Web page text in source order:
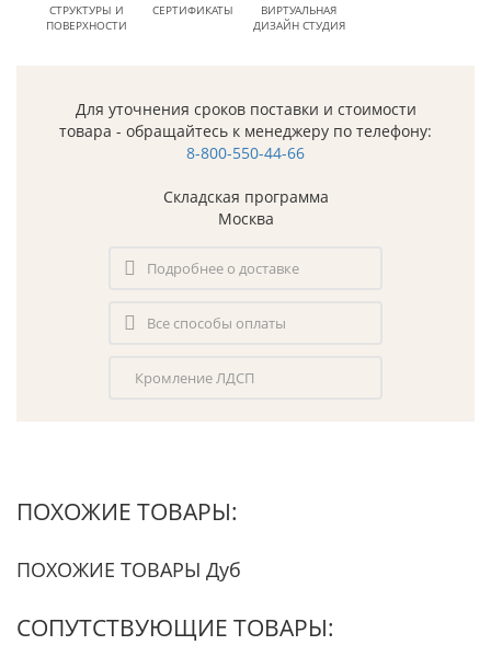
СТРУКТУРЫ И
ПОВЕРХНОСТИ
СЕРТИФИКАТЫ
ВИРТУАЛЬНАЯ
ДИЗАЙН СТУДИЯ
Для уточнения сроков поставки и стоимости
товара - обращайтесь к менеджеру по телефону:
8-800-550-44-66
Складская программа
Москва
Подробнее о доставке
Все способы оплаты
Кромление ЛДСП
ПОХОЖИЕ ТОВАРЫ:
ПОХОЖИЕ ТОВАРЫ Дуб
СОПУТСТВУЮЩИЕ ТОВАРЫ: